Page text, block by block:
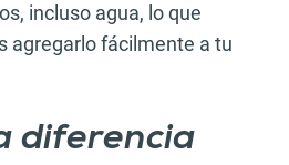
incluso agua, lo que
agregarlo fácilmente a tu
diferencia